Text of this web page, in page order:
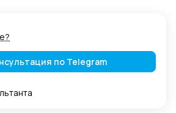
по Telegram